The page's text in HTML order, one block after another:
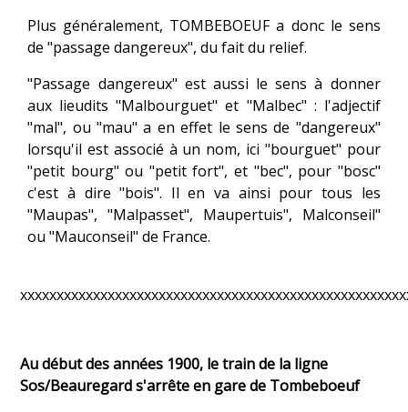
Plus généralement, TOMBEBOEUF a donc le sens
de "passage dangereux", du fait du relief.
"Passage dangereux" est aussi le sens à donner
aux lieudits "Malbourguet" et "Malbec" : l'adjectif
"mal", ou "mau" a en effet le sens de "dangereux"
lorsqu'il est associé à un nom, ici "bourguet" pour
"petit bourg" ou "petit fort", et "bec", pour "bosc"
c'est à dire "bois". Il en va ainsi pour tous les
"Maupas", "Malpasset", Maupertuis", Malconseil"
ou "Mauconseil" de France.
Au début des années 1900, le train de la ligne
Sos/Beauregard s'arrête en gare de Tombeboeuf